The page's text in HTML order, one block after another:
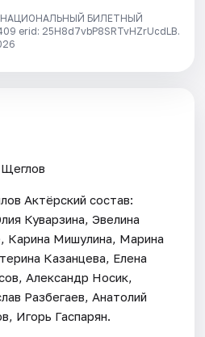
НАЦИОНАЛЬНЫЙ БИЛЕТНЫЙ
erid: 25H8d7vbP8SRTvHZrUcdLB.
Актёрский состав:
Куварзина, Эвелина
Карина Мишулина, Марина
Казанцева, Елена
Александр Носик,
Разбегаев, Анатолий
Игорь Гаспарян.